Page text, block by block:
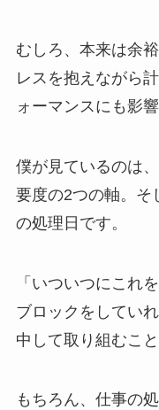
むしろ、本来は余
レスを抱えながら
ォーマンスにも影
僕が見ているのは
要度の2つの軸。そ
の処理日です。
「いついつにこれ
ブロックをしてい
中して取り組むこと
もちろん、仕事の